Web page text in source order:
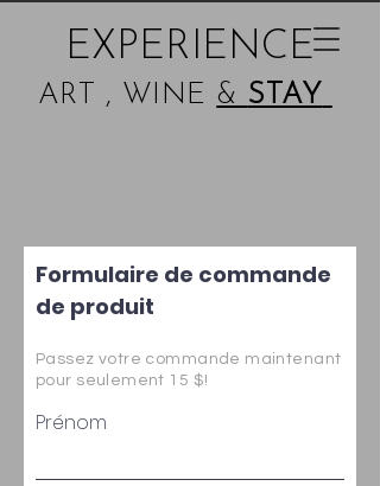
EXPERIENCE
ART , WINE & STAY
Formulaire de commande
de produit
Passez votre commande maintenant
pour seulement 15 $!
Prénom